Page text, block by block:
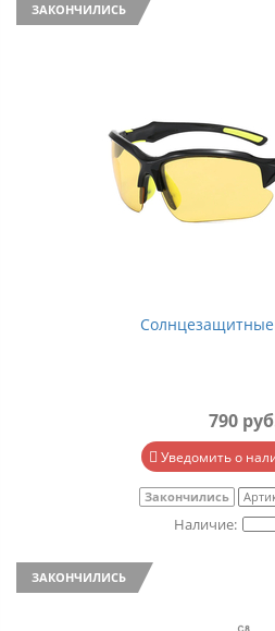
ЗАКОНЧИЛИСЬ
Солнцезащитные
790
Уведомить о
Закончились
ЗАКОНЧИЛИСЬ